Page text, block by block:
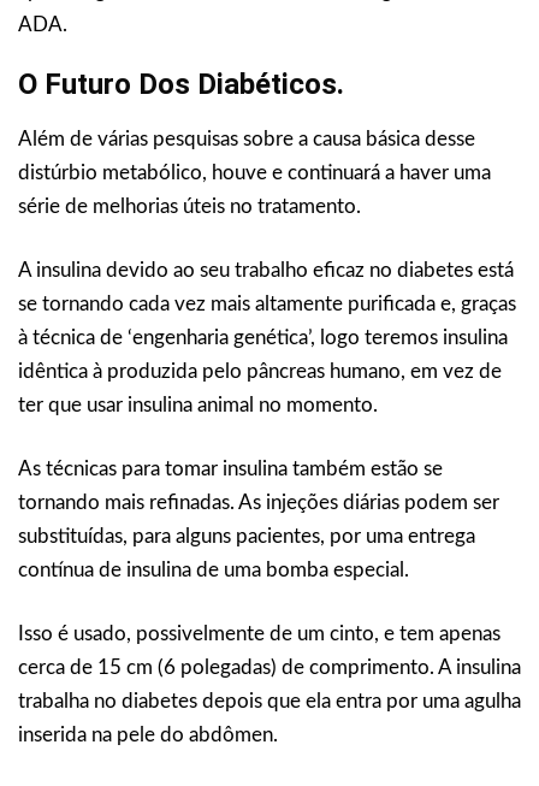
ADA.
O Futuro Dos Diabéticos.
Além de várias pesquisas sobre a causa básica desse
distúrbio metabólico, houve e continuará a haver uma
série de melhorias úteis no tratamento.
A insulina devido ao seu trabalho eficaz no diabetes está
se tornando cada vez mais altamente purificada e, graças
à técnica de ‘engenharia genética’, logo teremos insulina
idêntica à produzida pelo pâncreas humano, em vez de
ter que usar insulina animal no momento.
As técnicas para tomar insulina também estão se
tornando mais refinadas. As injeções diárias podem ser
substituídas, para alguns pacientes, por uma entrega
contínua de insulina de uma bomba especial.
Isso é usado, possivelmente de um cinto, e tem apenas
cerca de 15 cm (6 polegadas) de comprimento. A insulina
trabalha no diabetes depois que ela entra por uma agulha
inserida na pele do abdômen.